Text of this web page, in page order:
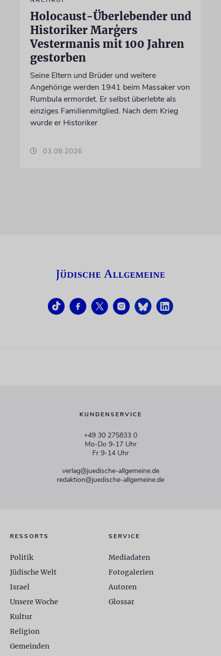
Holocaust-Überlebender und
Historiker Marģers
Vestermanis mit 100 Jahren
gestorben
Seine Eltern und Brüder und weitere
Angehörige werden 1941 beim Massaker von
Rumbula ermordet. Er selbst überlebte als
einziges Familienmitglied. Nach dem Krieg
wurde er Historiker
03.08.2026
KUNDENSERVICE
+49 30 275833 0
Mo-Do 9-17 Uhr
Fr 9-14 Uhr
verlag@juedische-allgemeine.de
redaktion@juedische-allgemeine.de
RESSORTS
Politik
Jüdische Welt
Israel
Unsere Woche
Kultur
Religion
Gemeinden
SERVICE
Mediadaten
Fotogalerien
Autoren
Glossar